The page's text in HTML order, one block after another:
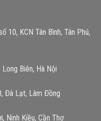
10, KCN Tân Bình, Tân Phú,
Biên, Hà Nội
Ðà Lạt, Lâm Ðồng
Ninh Kiều, Cần Thơ